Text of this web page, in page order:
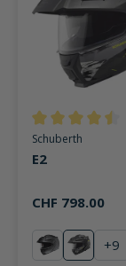
Schuberth
E2
CHF 798.00
mattschwarz
Trail
+9